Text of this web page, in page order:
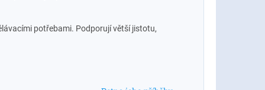
potřebami. Podporují větší jistotu,